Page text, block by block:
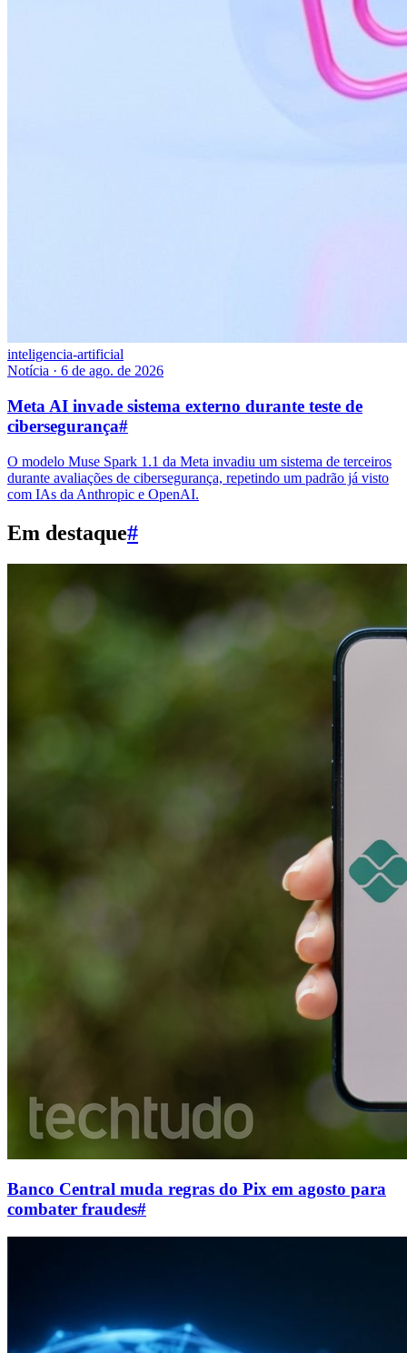
inteligencia-artificial
Notícia · 6 de ago. de 2026
Meta AI invade sistema externo durante teste de
cibersegurança#
O modelo Muse Spark 1.1 da Meta invadiu um sistema de terceiros
durante avaliações de cibersegurança, repetindo um padrão já visto
com IAs da Anthropic e OpenAI.
Em destaque#
Banco Central muda regras do Pix em agosto para
combater fraudes#